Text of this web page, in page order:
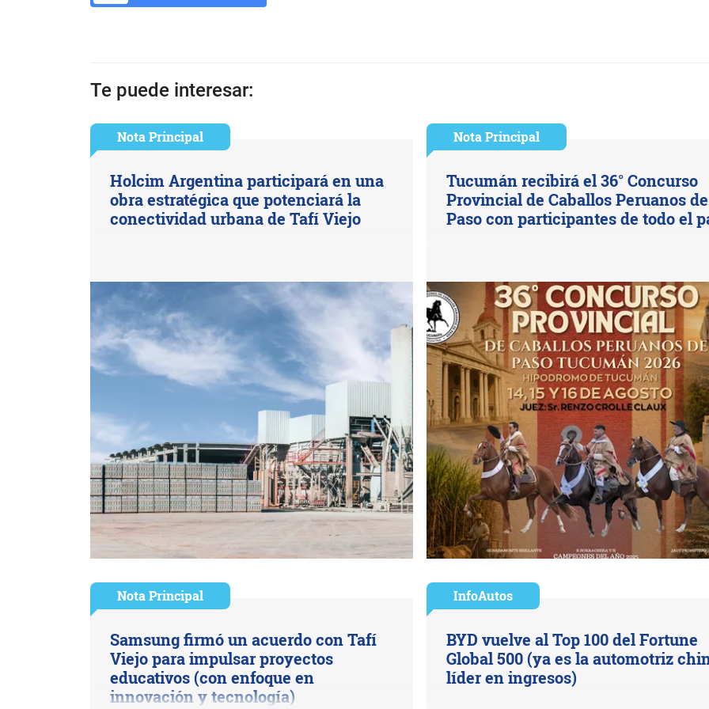
Te puede interesar:
Nota Principal
Holcim Argentina participará en una
obra estratégica que potenciará la
conectividad urbana de Tafí Viejo
Nota Principal
Tucumán recibirá el 36° Concurso
Provincial de Caballos Peruanos de
Paso con participantes de todo el
Nota Principal
Samsung firmó un acuerdo con Tafí
Viejo para impulsar proyectos
educativos (con enfoque en
innovación y tecnología)
InfoAutos
BYD vuelve al Top 100 del Fortune
Global 500 (ya es la automotriz
líder en ingresos)